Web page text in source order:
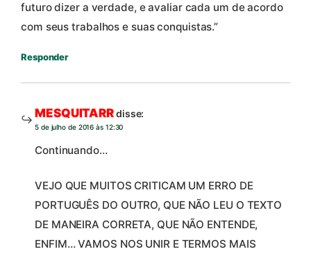
futuro dizer a verdade, e avaliar cada um de acordo
com seus trabalhos e suas conquistas.”
Responder
MESQUITARRdisse:
5 de julho de 2016 às 12:30
Continuando…
VEJO QUE MUITOS CRITICAM UM ERRO DE
PORTUGUÊS DO OUTRO, QUE NÃO LEU O TEXTO
DE MANEIRA CORRETA, QUE NÃO ENTENDE,
ENFIM… VAMOS NOS UNIR E TERMOS MAIS